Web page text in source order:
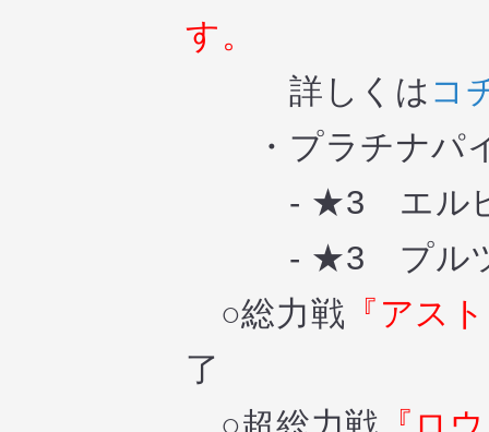
す。
詳しくは コ
・プラチナパ
- ★3 エルピ
- ★3 プルツ
○総力戦 『アス
了